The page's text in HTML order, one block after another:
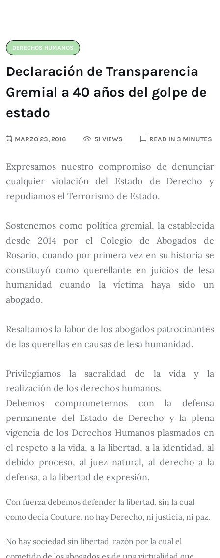
DERECHOS HUMANOS
Declaración de Transparencia
Gremial a 40 años del golpe de
estado
MARZO 23, 2016 51 VIEWS READ IN 3 MINUTES
Expresamos nuestro compromiso de denunciar
cualquier violación del Estado de Derecho y
repudiamos el Terrorismo de Estado.
Sostenemos como política gremial, la establecida
desde 2014 por el Colegio de Abogados de
Rosario, cuando por primera vez en su historia se
constituyó como querellante en juicios de lesa
humanidad cuando la víctima haya sido un
abogado.
Resaltamos la labor de los abogados patrocinantes
de las querellas en causas de lesa humanidad.
Privilegiamos la sacralidad de la vida y la
realización de los derechos humanos.
Debemos comprometernos con la defensa
permanente del Estado de Derecho y la plena
vigencia de los Derechos Humanos plasmados en
el respeto a la vida, a la libertad, a la identidad, al
debido proceso, al juez natural, al derecho a la
defensa, a la libertad de expresión.
Con fuerza debemos defender la libertad, sin la cual
como decía Couture, no hay Derecho, ni justicia, ni paz.
No hay sociedad sin libertad, razón por la cual el
cometido de los abogados es de una virtualidad que